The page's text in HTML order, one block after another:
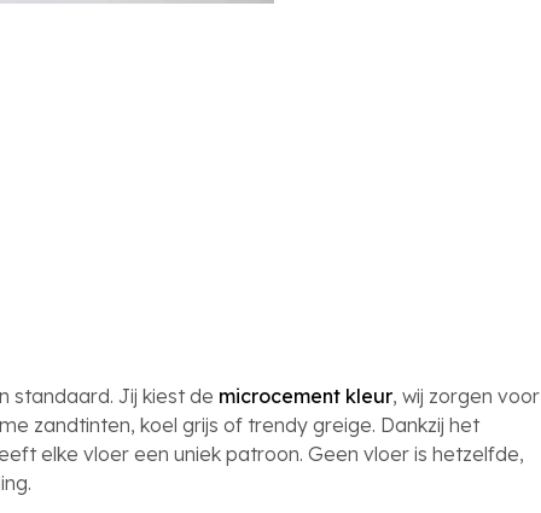
standaard. Jij kiest de microcement kleur, wij zorgen voor
zandtinten, koel grijs of trendy greige. Dankzij het
elke vloer een uniek patroon. Geen vloer is hetzelfde,